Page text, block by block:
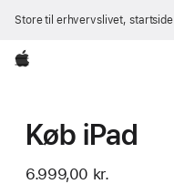
Store til erhvervslivet, startside
Apple
Køb iPad
6.999,00 kr.